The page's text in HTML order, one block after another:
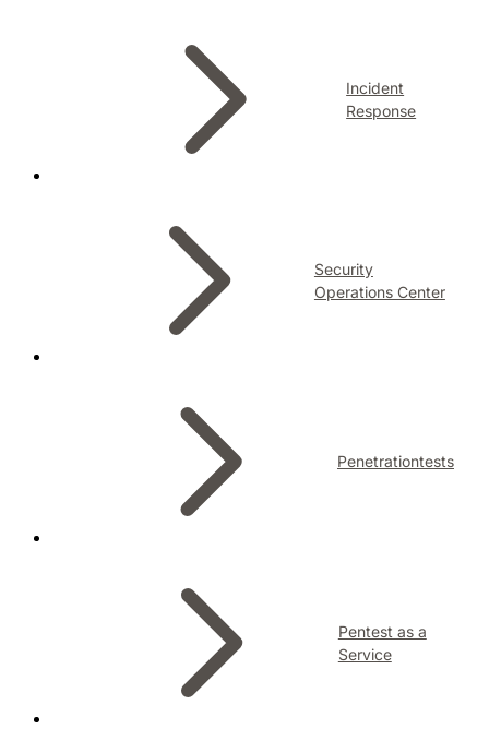
Incident
Response
Security
Operations Center
Penetrationtests
Pentest as a
Service